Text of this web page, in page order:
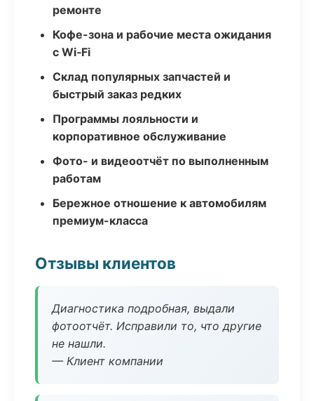
ремонте
Кофе-зона и рабочие места ожидания
с Wi‑Fi
Склад популярных запчастей и
быстрый заказ редких
Программы лояльности и
корпоративное обслуживание
Фото- и видеоотчёт по выполненным
работам
Бережное отношение к автомобилям
премиум-класса
Отзывы клиентов
Диагностика подробная, выдали
фотоотчёт. Исправили то, что другие
не нашли.
— Клиент компании